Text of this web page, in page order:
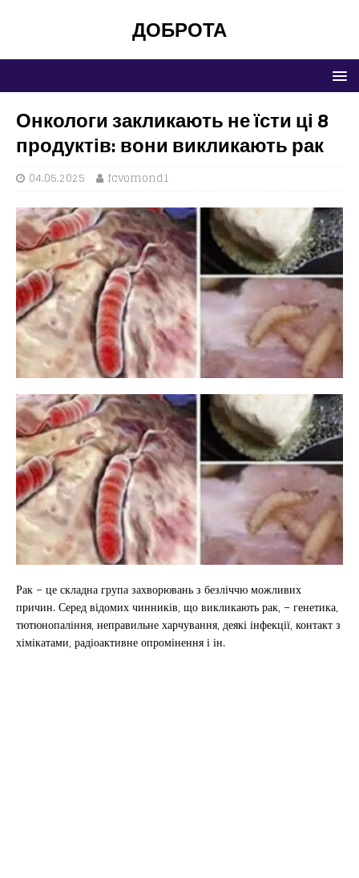
ДОБРОТА
Онкологи закликають не їсти ці 8
продуктів: вони викликають рак
04.05.2025 fcvomond1
Рак – це складна група захворювань з безліччю можливих
причин. Серед відомих чинників, що викликають рак, – генетика,
тютюнопаління, неправильне харчування, деякі інфекції, контакт з
хімікатами, радіоактивне опромінення і ін.